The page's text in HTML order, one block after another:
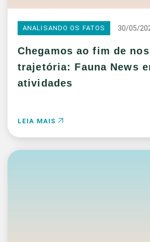
ANALISANDO OS FATOS 30/05/
Chegamos ao fim de
trajetória: Fauna News
atividades
LEIA MAIS